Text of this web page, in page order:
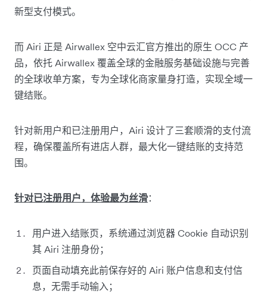
新型支付模式。
而 Airi 正是 Airwallex 空中云汇官方推出的原生 OCC 产
品，依托 Airwallex 覆盖全球的金融服务基础设施与完善
的全球收单方案，专为全球化商家量身打造，实现全域一
键结账。
针对新用户和已注册用户，Airi 设计了三套顺滑的支付流
程，确保覆盖所有进店人群，最大化一键结账的支持范
围。
针对已注册用户，体验最为丝滑：
用户进入结账页，系统通过浏览器 Cookie 自动识别
其 Airi 注册身份；
页面自动填充此前保存好的 Airi 账户信息和支付信
息，无需手动输入；